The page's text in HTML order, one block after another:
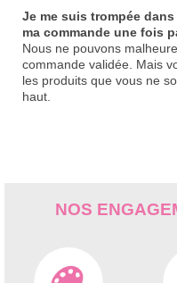
Je me suis trompée
ma commande une fois
Nous ne pouvons
commande validée. Mais
les produits que vous ne
haut.
NOS